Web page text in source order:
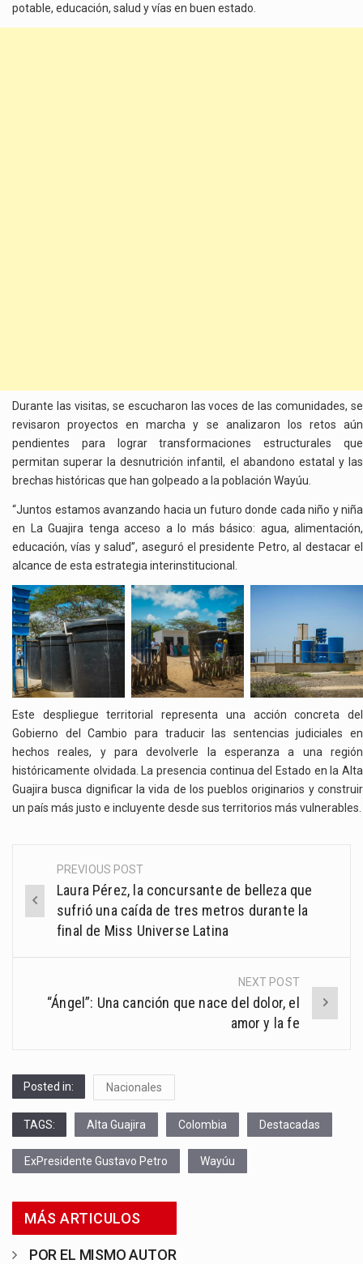
potable, educación, salud y vías en buen estado.
Durante las visitas, se escucharon las voces de las comunidades, se
revisaron proyectos en marcha y se analizaron los retos aún
pendientes para lograr transformaciones estructurales que
permitan superar la desnutrición infantil, el abandono estatal y las
brechas históricas que han golpeado a la población Wayúu.
“Juntos estamos avanzando hacia un futuro donde cada niño y niña
en La Guajira tenga acceso a lo más básico: agua, alimentación,
educación, vías y salud”, aseguró el presidente Petro, al destacar el
alcance de esta estrategia interinstitucional.
Este despliegue territorial representa una acción concreta del
Gobierno del Cambio para traducir las sentencias judiciales en
hechos reales, y para devolverle la esperanza a una región
históricamente olvidada. La presencia continua del Estado en la Alta
Guajira busca dignificar la vida de los pueblos originarios y construir
un país más justo e incluyente desde sus territorios más vulnerables.
Post
navigation
PREVIOUS POST
Laura Pérez, la concursante de belleza que
sufrió una caída de tres metros durante la
final de Miss Universe Latina
NEXT POST
“Ángel”: Una canción que nace del dolor, el
amor y la fe
Posted in: Nacionales
TAGS: Alta Guajira Colombia Destacadas
ExPresidente Gustavo Petro Wayúu
MÁS ARTICULOS
POR EL MISMO AUTOR